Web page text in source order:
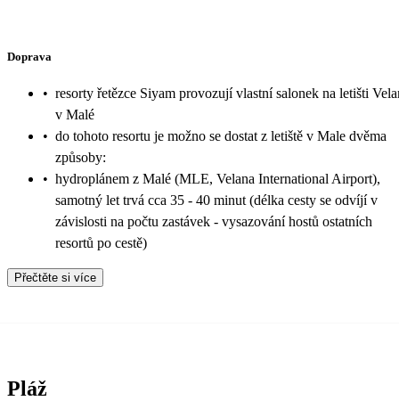
Doprava
• resorty řetězce Siyam provozují vlastní salonek na letišti
v Malé
• do tohoto resortu je možno se dostat z letiště v Male dvěma
způsoby:
• hydroplánem z Malé (MLE, Velana International Airport),
samotný let trvá cca 35 - 40 minut (délka cesty se odvíjí v
závislosti na počtu zastávek - vysazování hostů ostatních
resortů po cestě)
Přečtěte si více
Pláž